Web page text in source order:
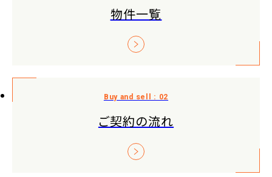
物件一覧
ご契約の流れ